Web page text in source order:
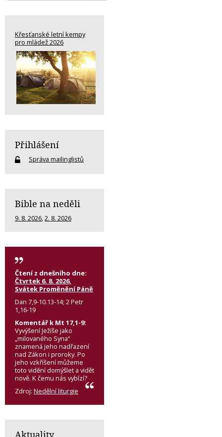
Křesťanské letní kempy
pro mládež 2026
Přihlášení
Správa mailinglistů
Bible na neděli
9. 8. 2026 2. 8. 2026
Čtení z dnešního dne:
Čtvrtek 6. 8. 2026,
Svátek Proměnění Páně
Dan 7,9-10.13-14; 2 Petr
1,16-19
Komentář k Mt 17,1-9:
Vyvýšení Ježíše jako
„milovaného Syna“
znamená jeho nadřazení
nad Zákon i proroky. Po
jeho vzkříšení můžeme
toto vidění domýšlet a vidět
nově. K čemu nás vybízí?
Zdroj: Nedělní liturgie
Aktuality